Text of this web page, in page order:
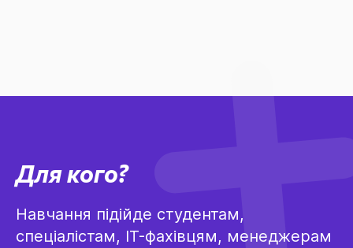
Для кого?
Навчання підійде студентам,
спеціалістам, IT-фахівцям, менеджерам